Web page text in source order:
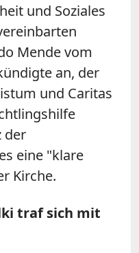
und Soziales
Mende vom
an, der
und Caritas
der
eine "klare
Kirche.
traf sich mit